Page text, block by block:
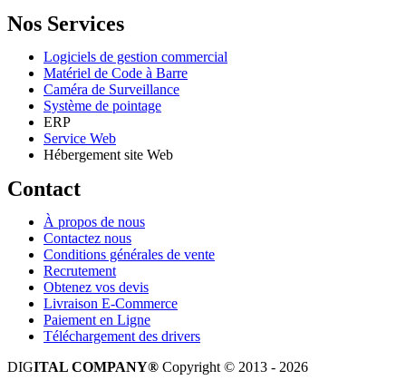
Nos Services
Logiciels de gestion commercial
Matériel de Code à Barre
Caméra de Surveillance
Système de pointage
ERP
Service Web
Hébergement site Web
Contact
À propos de nous
Contactez nous
Conditions générales de vente
Recrutement
Obtenez vos devis
Livraison E-Commerce
Paiement en Ligne
Téléchargement des drivers
DIGITAL COMPANY® Copyright © 2013 - 2026